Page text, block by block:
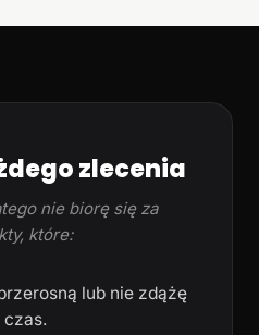
zlecenia
nie biorę się za
które:
lub nie zdążę